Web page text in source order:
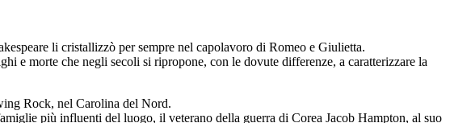
li cristallizzò per sempre nel capolavoro di Romeo e Giulietta.
e morte che negli secoli si ripropone, con le dovute differenze, a caratterizzare la
Rock, nel Carolina del Nord.
più influenti del luogo, il veterano della guerra di Corea Jacob Hampton, al suo